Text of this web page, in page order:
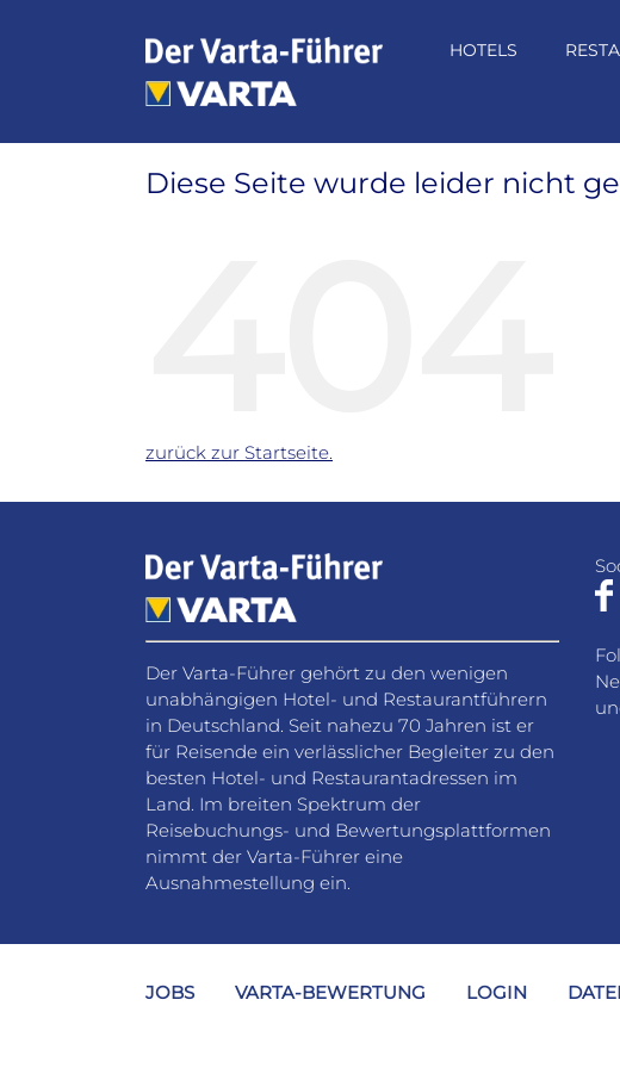
HOTELS
Diese Seite wurde leider nicht
zurück zur Startseite.
Der Varta-Führer gehört zu den wenigen
unabhängigen Hotel- und Restaurantführern
in Deutschland. Seit nahezu 70 Jahren ist er
für Reisende ein verlässlicher Begleiter zu den
besten Hotel- und Restaurantadressen im
Land. Im breiten Spektrum der
Reisebuchungs- und Bewertungsplattformen
nimmt der Varta-Führer eine
Ausnahmestellung ein.
JOBS VARTA-BEWERTUNG LOGIN